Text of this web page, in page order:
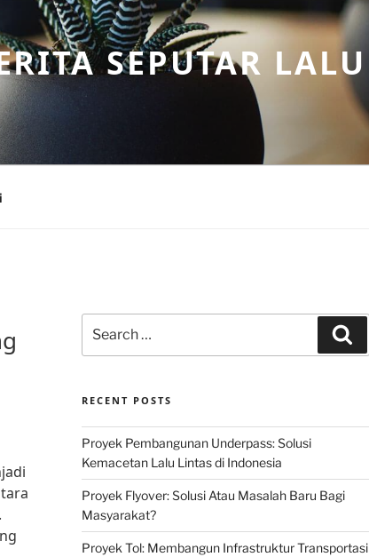
SEPUTAR LALU
for:
RECENT POSTS
Proyek Pembangunan Underpass: Solusi
Kemacetan Lalu Lintas di Indonesia
Proyek Flyover: Solusi Atau Masalah Baru Bagi
Masyarakat?
Proyek Tol: Membangun Infrastruktur Transportasi